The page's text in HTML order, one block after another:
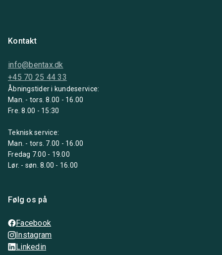
Kontakt
info@bentax.dk
+45 70 25 44 33
Åbningstider i kundeservice:
Man. - tors. 8.00 - 16.00
Fre. 8.00 - 15:30
Teknisk service:
Man. - tors. 7.00 - 16.00
Fredag 7.00 - 19.00
Lør. - søn. 8.00 - 16.00
Følg os på
Facebook
Instagram
Linkedin